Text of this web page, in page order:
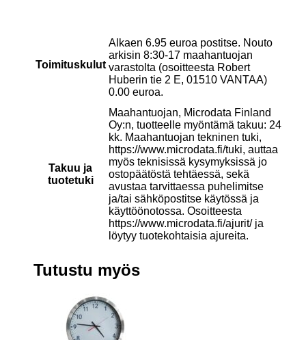
Toimituskulut
Alkaen 6.95 euroa postitse. Nouto
arkisin 8:30-17 maahantuojan
varastolta (osoitteesta Robert
Huberin tie 2 E, 01510 VANTAA)
0.00 euroa.
Takuu ja
tuotetuki
Maahantuojan, Microdata Finland
Oy:n, tuotteelle myöntämä takuu: 24
kk. Maahantuojan tekninen tuki,
https://www.microdata.fi/tuki, auttaa
myös teknisissä kysymyksissä jo
ostopäätöstä tehtäessä, sekä
avustaa tarvittaessa puhelimitse
ja/tai sähköpostitse käytössä ja
käyttöönotossa. Osoitteesta
https://www.microdata.fi/ajurit/ ja
löytyy tuotekohtaisia ajureita.
Tutustu myös